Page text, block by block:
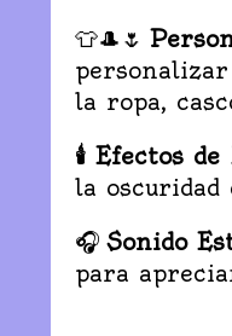
👕🎩🌷
la ropa,
🕯 Efectos de
la oscuridad
🎧 Sonido
para